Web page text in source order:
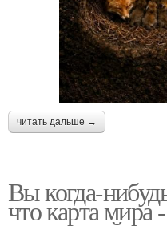
читать дальше →
Вы когда-
что карта мира